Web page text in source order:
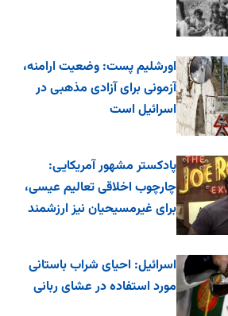
اورشلیم پست: وضعیت ارامنه،
آزمونی برای آزادی مذهبی در
اسرائیل است
پادکستر مشهور آمریکایی:
چارچوب اخلاقی تعالیم عیسی،
برای غیرمسیحیان نیز ارزشمند
اس...
اسرائیل: احیای شراب باستانی
مورد استفاده در عشای ربانی